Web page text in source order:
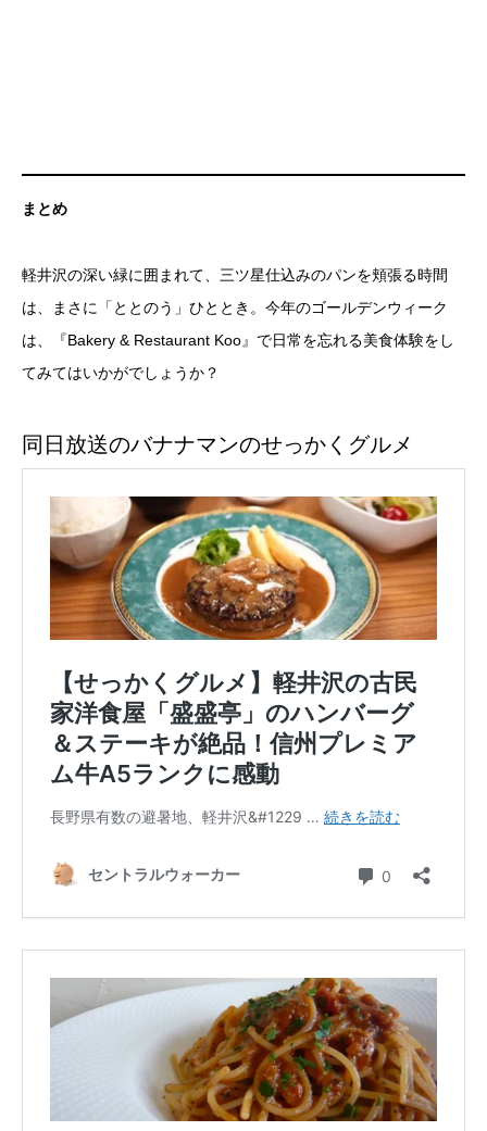
まとめ
軽井沢の深い緑に囲まれて、三ツ星仕込みのパンを頬張る時間
は、まさに「ととのう」ひととき。今年のゴールデンウィーク
は、『Bakery & Restaurant Koo』で日常を忘れる美食体験をし
てみてはいかがでしょうか？
同日放送のバナナマンのせっかくグルメ